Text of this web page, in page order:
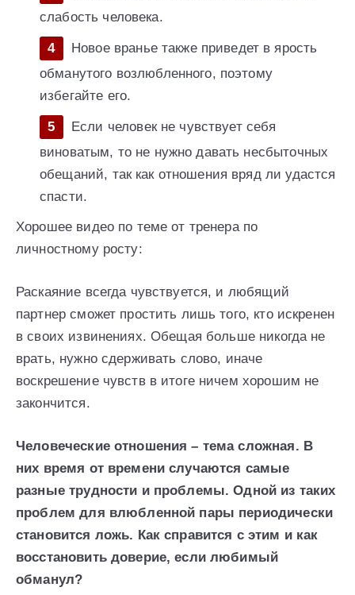
слабость человека.
Новое вранье также приведет в ярость
обманутого возлюбленного, поэтому
избегайте его.
Если человек не чувствует себя
виноватым, то не нужно давать несбыточных
обещаний, так как отношения вряд ли удастся
спасти.
Хорошее видео по теме от тренера по
личностному росту:
Раскаяние всегда чувствуется, и любящий
партнер сможет простить лишь того, кто искренен
в своих извинениях. Обещая больше никогда не
врать, нужно сдерживать слово, иначе
воскрешение чувств в итоге ничем хорошим не
закончится.
Человеческие отношения – тема сложная. В
них время от времени случаются самые
разные трудности и проблемы. Одной из таких
проблем для влюбленной пары периодически
становится ложь. Как справится с этим и как
восстановить доверие, если любимый
обманул?